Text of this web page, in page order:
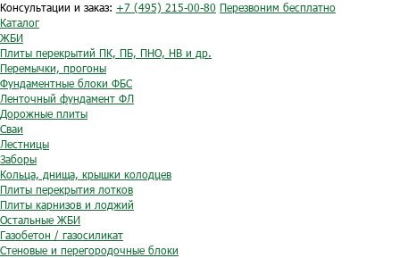
Консультации и заказ: +7 (495) 215-00-80 Перезвоним бесплатно
Каталог
ЖБИ
Плиты перекрытий ПК, ПБ, ПНО, НВ и др.
Перемычки, прогоны
Фундаментные блоки ФБС
Ленточный фундамент ФЛ
Дорожные плиты
Сваи
Лестницы
Заборы
Кольца, днища, крышки колодцев
Плиты перекрытия лотков
Плиты карнизов и лоджий
Остальные ЖБИ
Газобетон / газосиликат
Стеновые и перегородочные блоки